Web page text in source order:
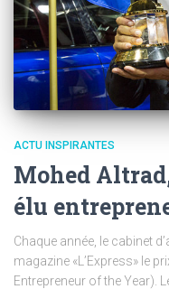
ACTU INSPIRANTES
Mohed
élu
Chaque année, le cabinet
magazine «L’Express» le
Entrepreneur of the Year).